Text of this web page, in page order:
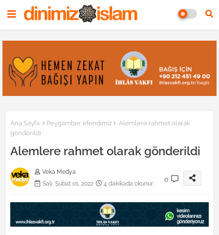
Ana Sayfa Peygamber efendimiz
Alemlere rahmet olarak
gönderildi
Alemlere rahmet olarak gönderildi
Veka Medya
Salı, Şubat 01, 2022
4 dakikada okunur
0